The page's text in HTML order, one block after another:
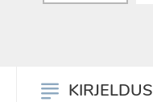
KIRJELDUS